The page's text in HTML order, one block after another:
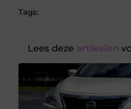
Tags:
Lees deze artikelen